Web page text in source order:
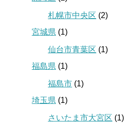
札幌市中央区 (2)
宮城県 (1)
仙台市青葉区 (1)
福島県 (1)
福島市 (1)
埼玉県 (1)
さいたま市大宮区 (1)